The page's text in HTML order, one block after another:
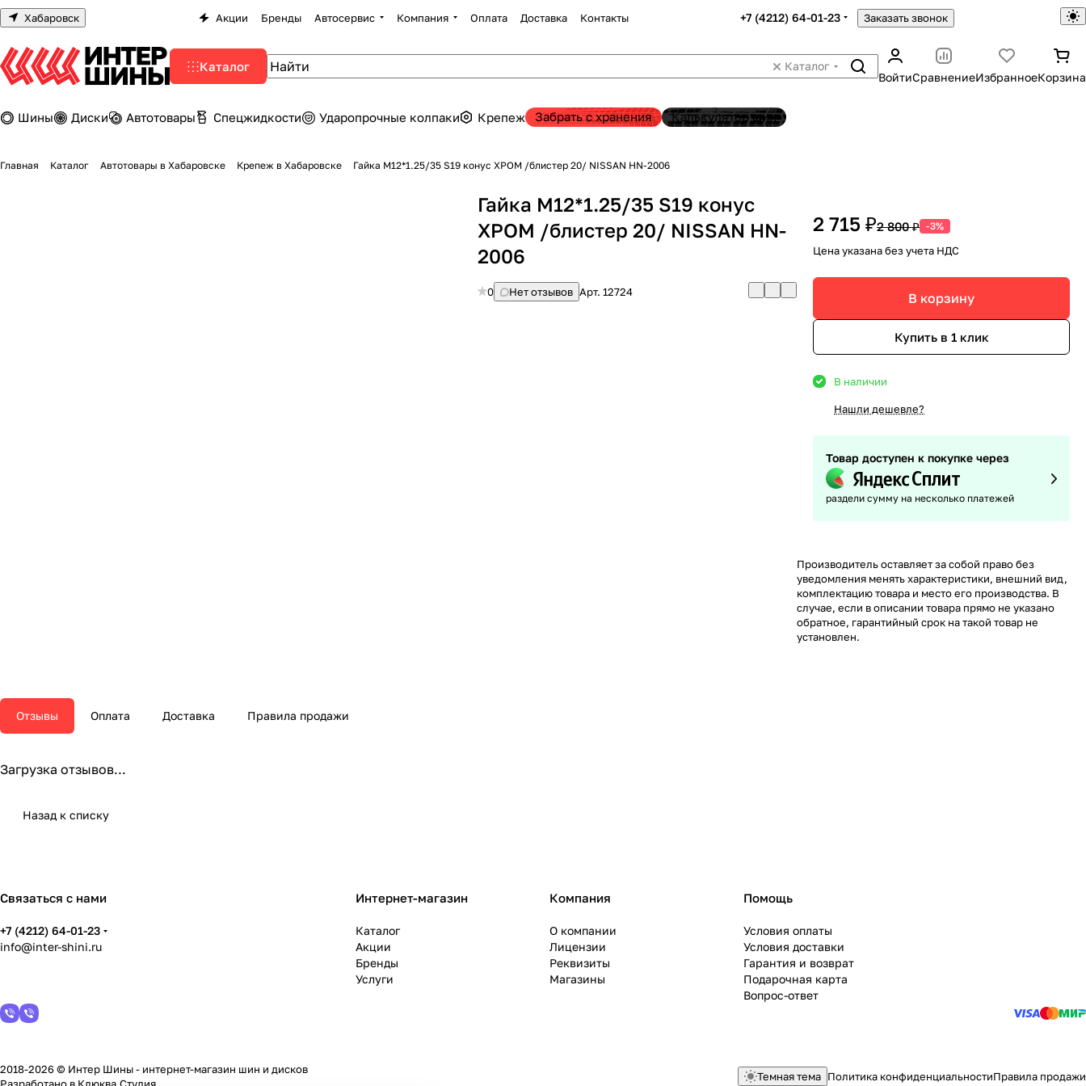
Хабаровск Акции Бренды Автосервис Компания Оплата Доставка Контакты +7 (4212) 64-01-23 Заказать звонок
Каталог
Каталог
ВойтиСравнениеИзбранноеКорзина
Шины Диски Автотовары Спецжидкости Ударопрочные колпаки Крепеж Забрать с хранения Калькулятор шин
Главная Каталог Автотовары в Хабаровске Крепеж в Хабаровске Гайка М12*1.25/35 S19 конус ХРОМ /блистер 20/ NISSAN HN-2006
Гайка М12*1.25/35 S19 конус
ХРОМ /блистер 20/ NISSAN HN-
2006
0 Нет отзывов Арт.12724
2 715 ₽2 800 ₽ -3%
Цена указана без учета НДС
В корзину
Купить в 1 клик
В наличии
Нашли дешевле?
Товар доступен к покупке через
раздели сумму на несколько платежей
Производитель оставляет за собой право без
уведомления менять характеристики, внешний вид,
комплектацию товара и место его производства. В
случае, если в описании товара прямо не указано
обратное, гарантийный срок на такой товар не
установлен.
Отзывы Оплата Доставка Правила продажи
Загрузка отзывов...
Назад к списку
Связаться с нами
+7 (4212) 64-01-23
info@inter-shini.ru
Интернет-магазин
Каталог
Акции
Бренды
Услуги
Компания
О компании
Лицензии
Реквизиты
Магазины
Помощь
Условия оплаты
Условия доставки
Гарантия и возврат
Подарочная карта
Вопрос-ответ
2018-2026 © Интер Шины - интернет-магазин шин и дисков
Темная тема Политика конфиденциальностиПравила продажи